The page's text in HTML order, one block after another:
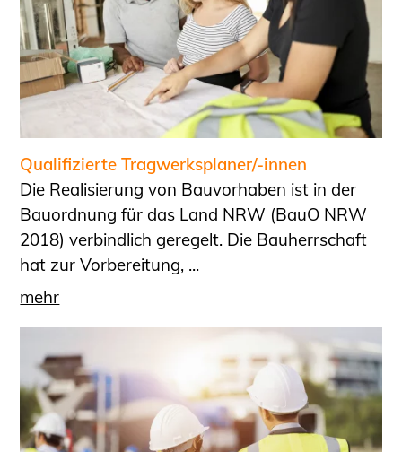
Datenschutz
Ingenieurakademie West
Qualifizierte Tragwerksplaner/-innen
Die Realisierung von Bauvorhaben ist in der
Bauordnung für das Land NRW (BauO NRW
2018) verbindlich geregelt. Die Bauherrschaft
hat zur Vorbereitung, ...
mehr